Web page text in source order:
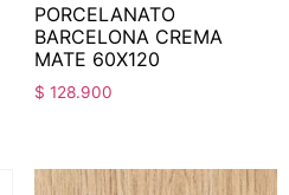
PORCELANATO
BARCELONA CREMA
MATE 60X120
$ 128.900